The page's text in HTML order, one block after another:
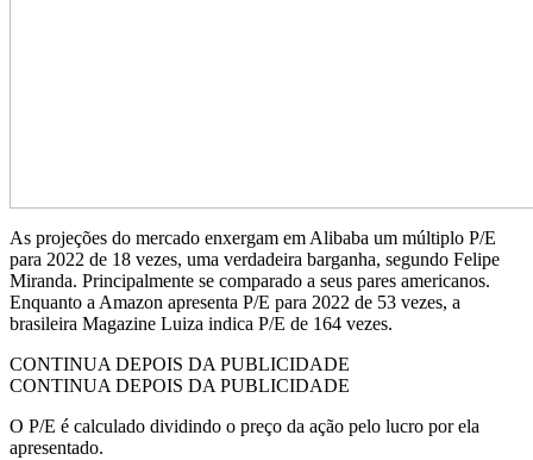
As projeções do mercado enxergam em Alibaba um múltiplo P/E
para 2022 de 18 vezes, uma verdadeira barganha, segundo Felipe
Miranda. Principalmente se comparado a seus pares americanos.
Enquanto a Amazon apresenta P/E para 2022 de 53 vezes, a
brasileira Magazine Luiza indica P/E de 164 vezes.
CONTINUA DEPOIS DA PUBLICIDADE
CONTINUA DEPOIS DA PUBLICIDADE
O P/E é calculado dividindo o preço da ação pelo lucro por ela
apresentado.